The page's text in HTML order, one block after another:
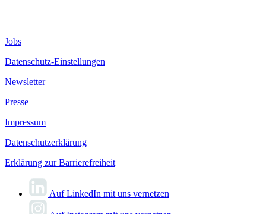
Jobs
Datenschutz-Einstellungen
Newsletter
Presse
Impressum
Datenschutzerklärung
Erklärung zur Barrierefreiheit
Auf LinkedIn mit uns vernetzen